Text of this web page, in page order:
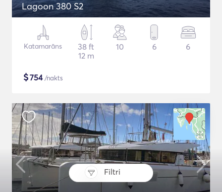
Filtri
Lagoon 380 S2
Katamarāns
38 ft
12 m
10 6 6
$754/nakts